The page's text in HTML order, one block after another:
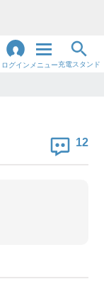
ログイン メニュー充電スタンド
12